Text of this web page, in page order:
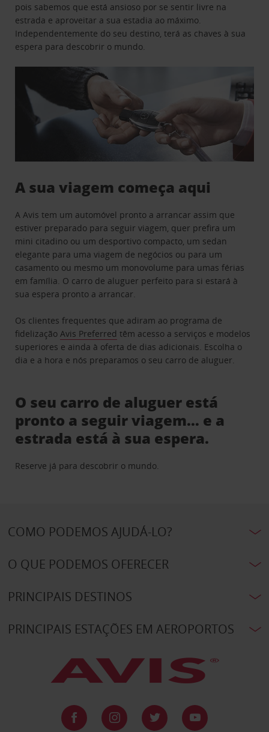
pois sabemos que está ansioso por se sentir livre na
estrada e aproveitar a sua estadia ao máximo.
Independentemente do seu destino, terá as chaves à sua
espera para descobrir o mundo.
A sua viagem começa aqui
A Avis tem um automóvel pronto a arrancar assim que
estiver preparado para seguir viagem, quer prefira um
mini citadino ou um desportivo compacto, um sedan
elegante para uma viagem de negócios ou para um
casamento ou mesmo um monovolume para umas férias
em família. O carro de aluguer perfeito para si estará à
sua espera pronto a arrancar.
Os clientes frequentes que adiram ao programa de
fidelizaçãoAvis Preferred têm acesso a serviços e modelos
superiores e ainda à oferta de dias adicionais. Escolha o
dia e a hora e nós preparamos o seu carro de aluguer.
O seu carro de aluguer está
pronto a seguir viagem… e a
estrada está à sua espera.
Reserve já para descobrir o mundo.
COMO PODEMOS AJUDÁ-LO?
O QUE PODEMOS OFERECER
PRINCIPAIS DESTINOS
PRINCIPAIS ESTAÇÕES EM AEROPORTOS